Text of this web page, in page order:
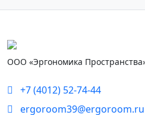
ООО «Эргономика
+7 (4012) 52-74-44
ergoroom39@ergoroom.ru